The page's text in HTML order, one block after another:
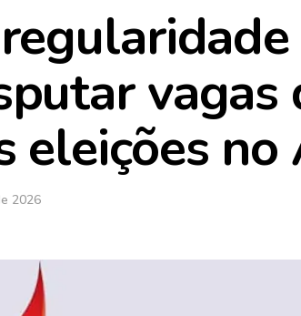
vagas
eleições no
2026